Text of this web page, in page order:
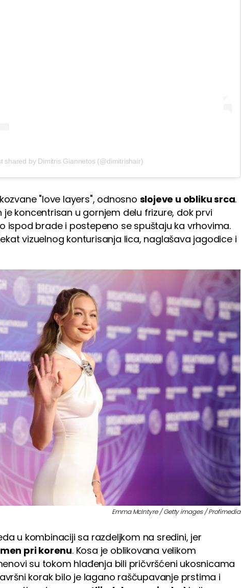
shared by Dimitris Giannetos (@dimitrishair)
"love layers", odnosno slojeve u obliku srca.
je koncentrisan u gornjem delu frizure, dok prvi
ispod brade i postepeno se spuštaju ka vrhovima.
vizuelnog konturisanja lica, naglašava jagodice i
Emma McIntyre / Getty images / Profimedia
u kombinaciji sa razdeljkom na sredini, jer
pri korenu. Kosa je oblikovana velikom
su tokom hlađenja bili pričvršćeni ukosnicama
korak bilo je lagano raščupavanje prstima i